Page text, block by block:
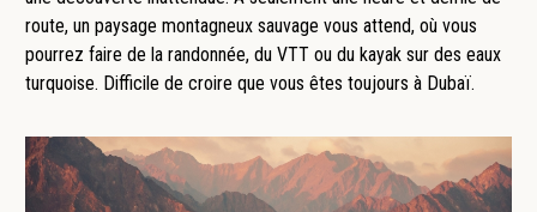
route, un paysage montagneux sauvage vous attend, où vous
pourrez faire de la randonnée, du VTT ou du kayak sur des eaux
turquoise. Difficile de croire que vous êtes toujours à Dubaï.